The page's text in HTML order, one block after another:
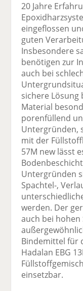
20 Jahre
eingeflossen
guten
Insbesondere
benötigen zur
auch bei
sichere Lösung
Material
porenfüllend
Untergründen,
mit der
57M new lässt
Untergründen
Spachtel-,
werden. Der
auch bei
Bindemittel für
Hadalan EBG
einsetzbar.